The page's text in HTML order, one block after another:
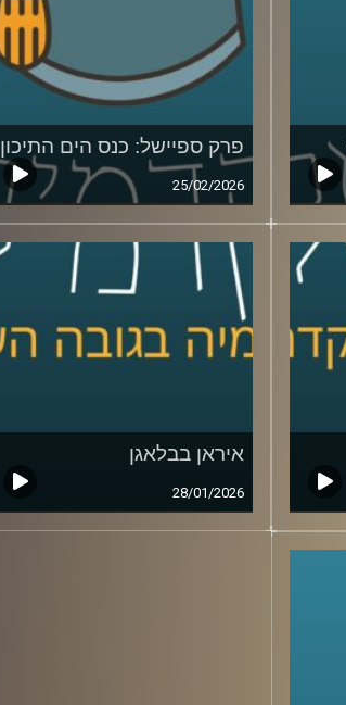
פרק ספיישל: כנס הים התיכון
25/02/2026
איראן בבלאגן
28/01/2026